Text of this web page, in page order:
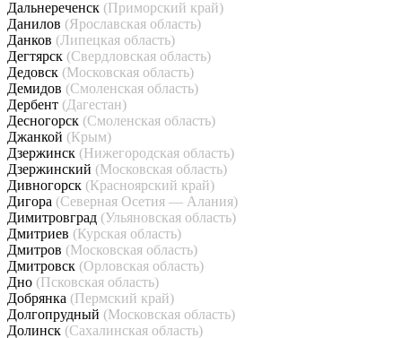
Дальнереченск (Приморский край)
Данилов (Ярославская область)
Данков (Липецкая область)
Дегтярск (Свердловская область)
Дедовск (Московская область)
Демидов (Смоленская область)
Дербент (Дагестан)
Десногорск (Смоленская область)
Джанкой (Крым)
Дзержинск (Нижегородская область)
Дзержинский (Московская область)
Дивногорск (Красноярский край)
Дигора (Северная Осетия — Алания)
Димитровград (Ульяновская область)
Дмитриев (Курская область)
Дмитров (Московская область)
Дмитровск (Орловская область)
Дно (Псковская область)
Добрянка (Пермский край)
Долгопрудный (Московская область)
Долинск (Сахалинская область)